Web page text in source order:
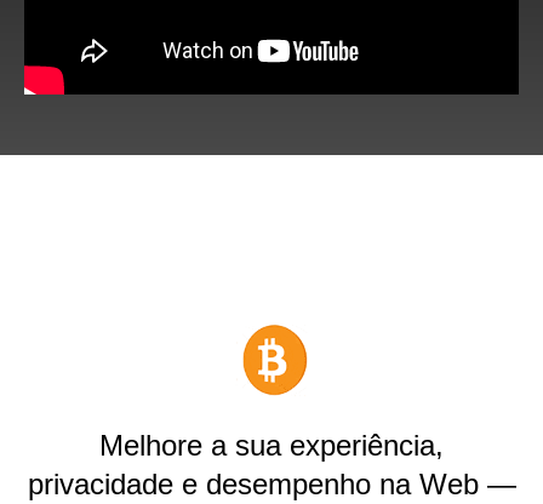
Melhore a sua experiência,
privacidade e desempenho na Web —